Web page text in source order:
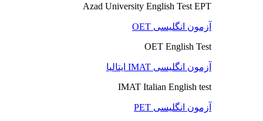
Azad University English Test EPT
آزمون انگلیسی OET
OET English Test
آزمون انگلیسی IMAT ایتالیا
IMAT Italian English test
آزمون انگلیسی PET